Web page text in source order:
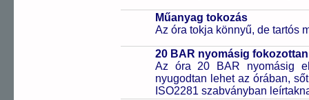
Műanyag tokozás
Az óra tokja könnyű, de tartós
20 BAR nyomásig
Az óra 20 BAR nyomásig
nyugodtan lehet az órában,
ISO2281 szabványban